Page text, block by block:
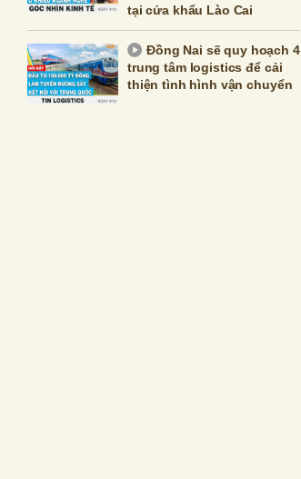
tại cửa khẩu Lào Cai
Đồng Nai sẽ quy hoạch 4
trung tâm logistics để cải
thiện tình hình vận chuyển